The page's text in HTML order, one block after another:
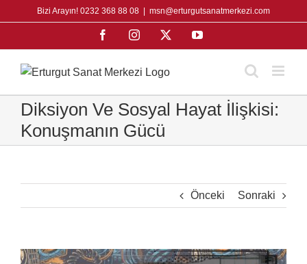
to
Bizi Arayın! 0232 368 88 08 msn@erturgutsanatmerkezi.com
FacebookInstagram YouTube
Diksiyon Ve Sosyal Hayat İlişkisi:
Konuşmanın Gücü
Önceki Sonraki
View